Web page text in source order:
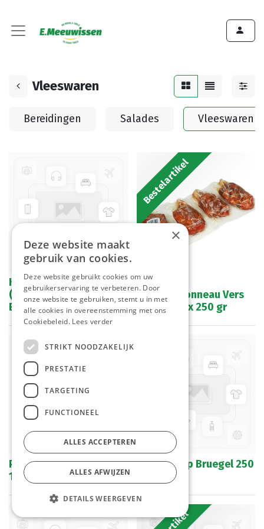
Vleeswaren
Bereidingen Salades Vleeswaren
Kasseiburger
(Gehaktbal Kip Plat)
E.M. 10 st
Bestelartikel
Mini Jambonneau Vers
Imperial 4 x 250 gr
Preparé Du Chef Bruegel
150 gr
Gentse Kop Bruegel 250
×
Deze website maakt
gebruik van cookies.
Deze website gebruikt cookies om uw
gebruikerservaring te verbeteren. Door
onze website te gebruiken, stemt u in met
alle cookies in overeenstemming met ons
Cookiebeleid. Lees verder
STRIKT NOODZAKELIJK
PRESTATIE
TARGETING
FUNCTIONEEL
ALLES ACCEPTEREN
ALLES AFWIJZEN
DETAILS WEERGEVEN